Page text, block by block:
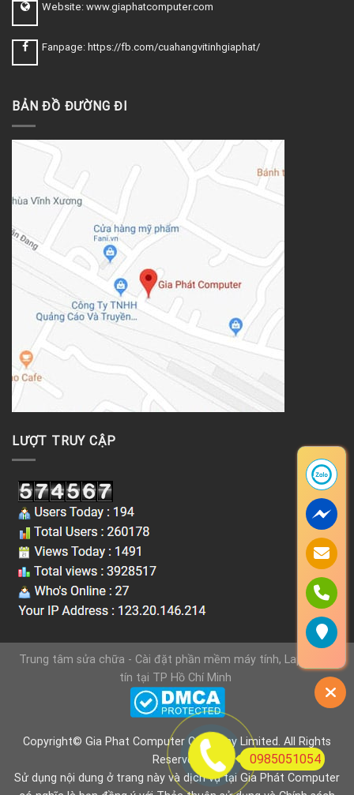
Website: www.giaphatcomputer.com
Fanpage: https://fb.com/cuahangvitinhgiaphat/
BẢN ĐỒ ĐƯỜNG ĐI
LƯỢT TRUY CẬP
Trung tâm sửa chữa - Cài đặt phần mềm máy tính, Laptop uy
tín tại TP Hồ Chí Minh
Copyright© Gia Phat Computer Company Limited. All Rights
Reserved.
Sử dụng nội dung ở trang này và dịch vụ tại Gia Phát Computer
0985051054